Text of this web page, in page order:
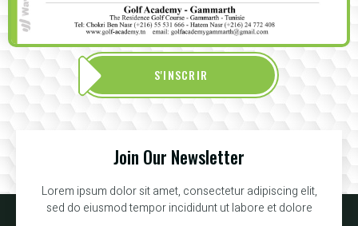
S'INSCRIR
Join Our Newsletter
Lorem ipsum dolor sit amet, consectetur adipiscing elit,
sed do eiusmod tempor incididunt ut labore et dolore